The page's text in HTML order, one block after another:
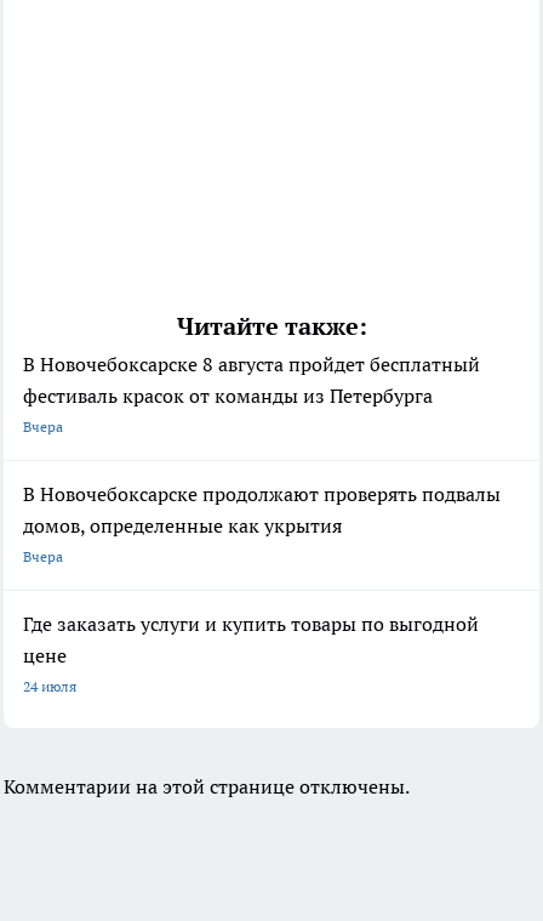
Читайте также:
В Новочебоксарске 8 августа пройдет бесплатный
фестиваль красок от команды из Петербурга
Вчера
В Новочебоксарске продолжают проверять подвалы
домов, определенные как укрытия
Вчера
Где заказать услуги и купить товары по выгодной
цене
24 июля
Комментарии на этой странице отключены.